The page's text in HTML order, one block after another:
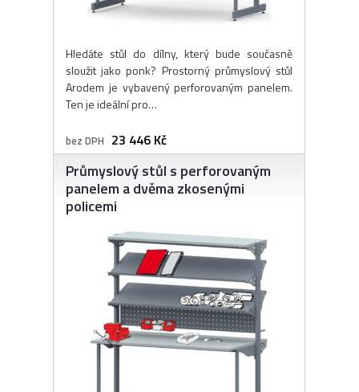
Hledáte stůl do dílny, který bude současně
sloužit jako ponk? Prostorný průmyslový stůl
Arodem je vybavený perforovaným panelem.
Ten je ideální pro…
bez DPH 23 446 Kč
Průmyslový stůl s perforovaným
panelem a dvěma zkosenými
policemi